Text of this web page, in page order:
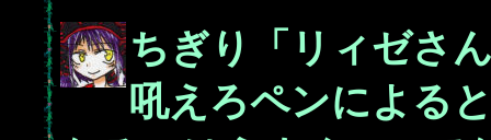
ちぎり「リィゼさ
吼えろペンによる